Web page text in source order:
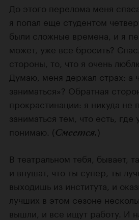
До этого перелома меня
я попал еще студентом
были сложные времена, и я
может, уже все бросить?
стороны, то, что я очень
Думаю, меня держал страх: а
заниматься»? Обратная
прокрастинации: я никуда не
заниматься тем, что есть, где
понимаю. (Смеется.)
В театральном тебя, бывает,
и внушат, что ты супер, ты
выходишь из института, и
лучших в этом сезоне
вышли, и все ищут работу. И